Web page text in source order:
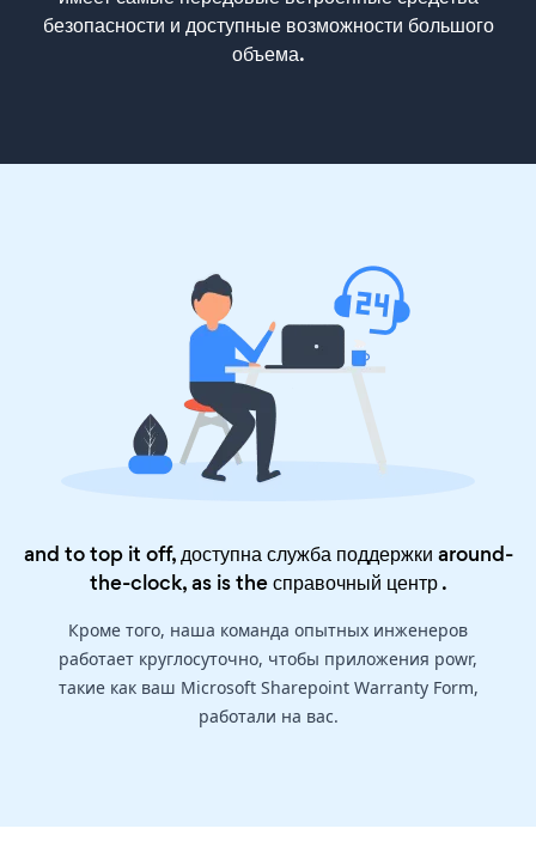
безопасности и доступные возможности большого
объема.
and to top it off, доступна служба поддержки around-
the-clock, as is theсправочный центр.
Кроме того, наша команда опытных инженеров
работает круглосуточно, чтобы приложения powr,
такие как ваш Microsoft Sharepoint Warranty Form,
работали на вас.